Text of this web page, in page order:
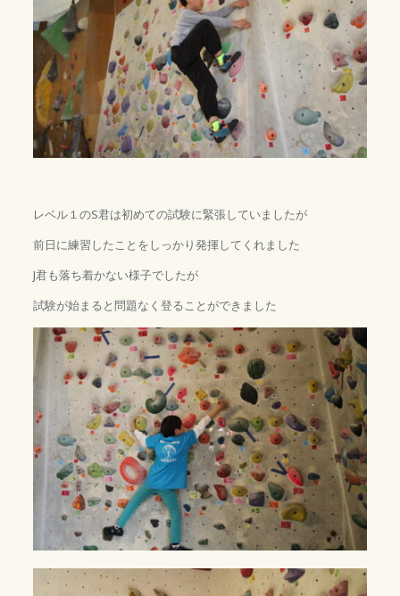
レベル１のS君は初めての試験に緊張していましたが
前日に練習したことをしっかり発揮してくれました
J君も落ち着かない様子でしたが
試験が始まると問題なく登ることができました